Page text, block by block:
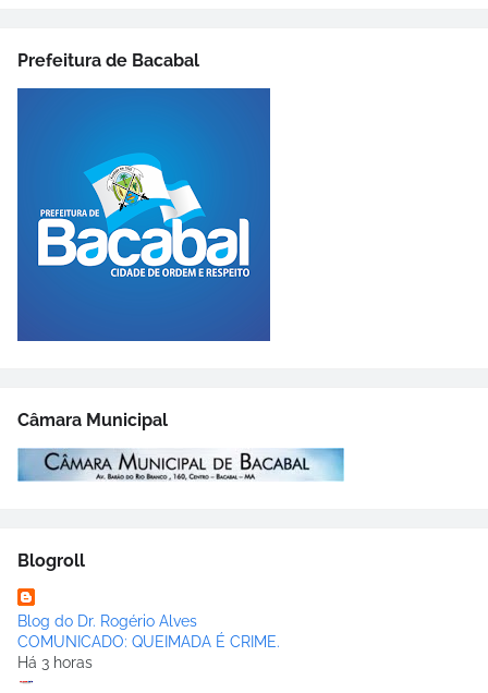
Prefeitura de Bacabal
Câmara Municipal
Blogroll
Blog do Dr. Rogério Alves
COMUNICADO: QUEIMADA É CRIME.
Há 3 horas